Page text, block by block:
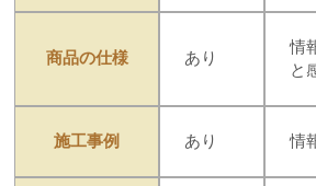
商品の仕様 あり
情
と
施工事例 あり 情